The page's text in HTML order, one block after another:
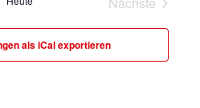
als iCal exportieren